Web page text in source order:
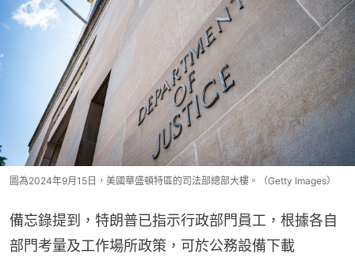
圖為2024年9月15日，美國華盛頓特區的司法部總部大樓。（Getty Images）
備忘錄提到，特朗普已指示行政部門員工，根據各自
部門考量及工作場所政策，可於公務設備下載